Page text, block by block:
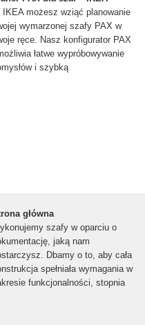
IKEA możesz wziąć planowanie
wymarzonej szafy PAX w
ręce. Nasz konfigurator PAX
łatwe wypróbowywanie
i szybką
główna
szafy w oparciu o
jaką nam
Dbamy o to, aby cała
spełniała wymagania w
funkcjonalności, stopnia